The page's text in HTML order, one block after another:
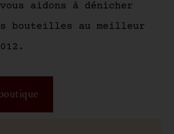
aidons à dénicher
bouteilles au meilleur